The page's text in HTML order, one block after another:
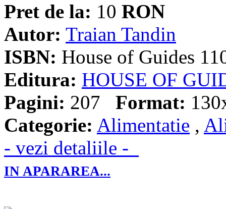
Pret de la: 10 RON
Autor: Traian Tandin
ISBN: House of Guides
Editura: HOUSE OF
Pagini: 207 Format:
Categorie: Alimentatie ,
- vezi detaliile -
IN APARAREA...